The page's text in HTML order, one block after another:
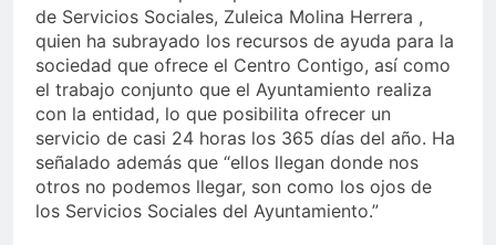
de Servicios Sociales, Zuleica Molina Herrera ,
quien ha subrayado los recursos de ayuda para la
sociedad que ofrece el Centro Contigo, así como
el trabajo conjunto que el Ayuntamiento realiza
con la entidad, lo que posibilita ofrecer un
servicio de casi 24 horas los 365 días del año. Ha
señalado además que “ellos llegan donde nos
otros no podemos llegar, son como los ojos de
los Servicios Sociales del Ayuntamiento.”